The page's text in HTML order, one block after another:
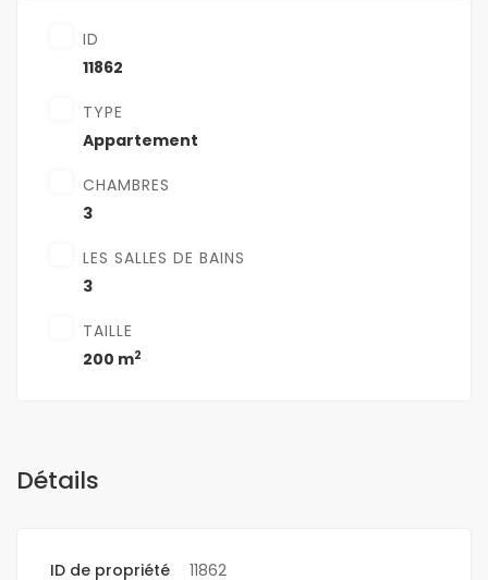
ID
11862
TYPE
Appartement
CHAMBRES
3
LES SALLES DE BAINS
3
TAILLE
200 m2
Détails
ID de propriété 11862